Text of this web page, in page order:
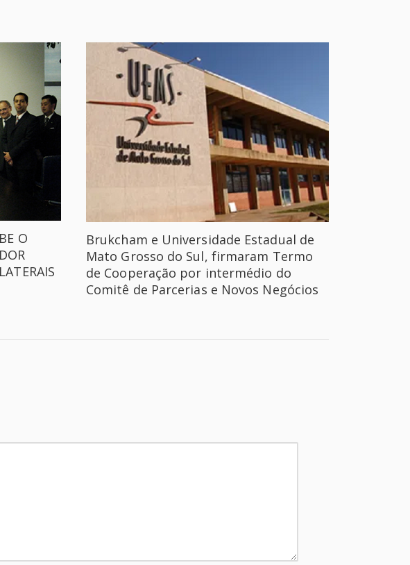
O
Brukcham e Universidade Estadual de
Mato Grosso do Sul, firmaram Termo
de Cooperação por intermédio do
Comitê de Parcerias e Novos Negócios